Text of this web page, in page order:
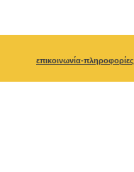
επικοινωνία-πληροφορίες